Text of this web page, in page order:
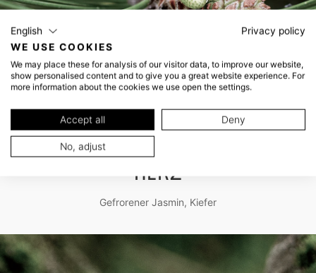
HERZ
Gefrorener Jasmin, Kiefer
English
Privacy policy
WE USE COOKIES
We may place these for analysis of our visitor data, to improve our website,
show personalised content and to give you a great website experience. For
more information about the cookies we use open the settings.
Accept all Deny
No, adjust